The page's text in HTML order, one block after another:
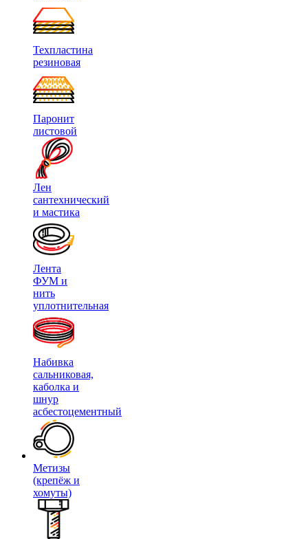
Техпластина
резиновая
Паронит
листовой
Лен
сантехнический
и мастика
Лента
ФУМ и
нить
уплотнительная
Набивка
сальниковая,
каболка и
шнур
асбестоцементный
Метизы
(крепёж и
хомуты)